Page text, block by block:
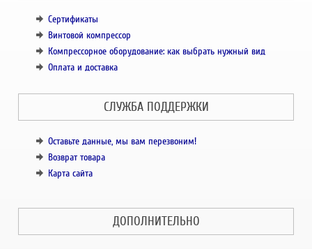
Сертификаты
Винтовой компрессор
Компрессорное оборудование: как выбрать нужный вид
Оплата и доставка
СЛУЖБА ПОДДЕРЖКИ
Оставьте данные, мы вам перезвоним!
Возврат товара
Карта сайта
ДОПОЛНИТЕЛЬНО